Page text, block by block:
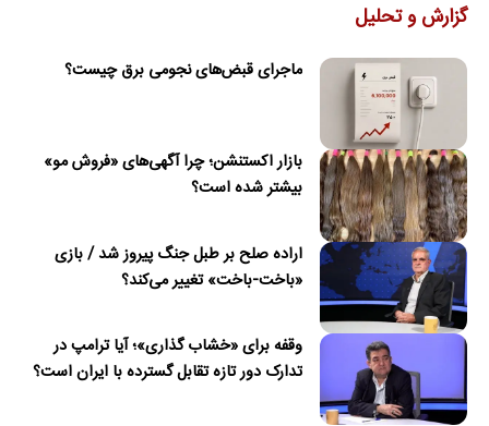
گزارش و تحلیل
ماجرای قبض‌های نجومی برق چیست؟
بازار اکستنشن؛ چرا آگهی‌های «فروش مو»
بیشتر شده است؟
اراده صلح بر طبل جنگ پیروز شد / بازی
«باخت-باخت» تغییر می‌کند؟
وقفه برای «خشاب گذاری»؛ آیا ترامپ در
تدارک دور تازه تقابل گسترده با ایران است؟